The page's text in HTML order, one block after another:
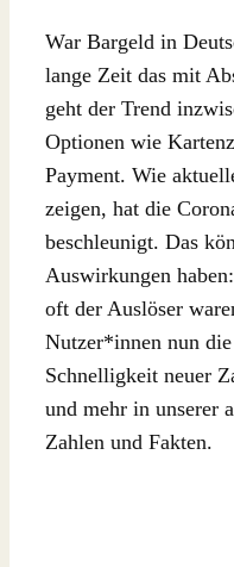
War Bargeld in
lange Zeit das mit
geht der Trend
Optionen wie
Payment. Wie
zeigen, hat die
beschleunigt. Das
Auswirkungen
oft der Auslöser
Nutzer*innen nun
Schnelligkeit neuer
und mehr in unserer
Zahlen und Fakten.